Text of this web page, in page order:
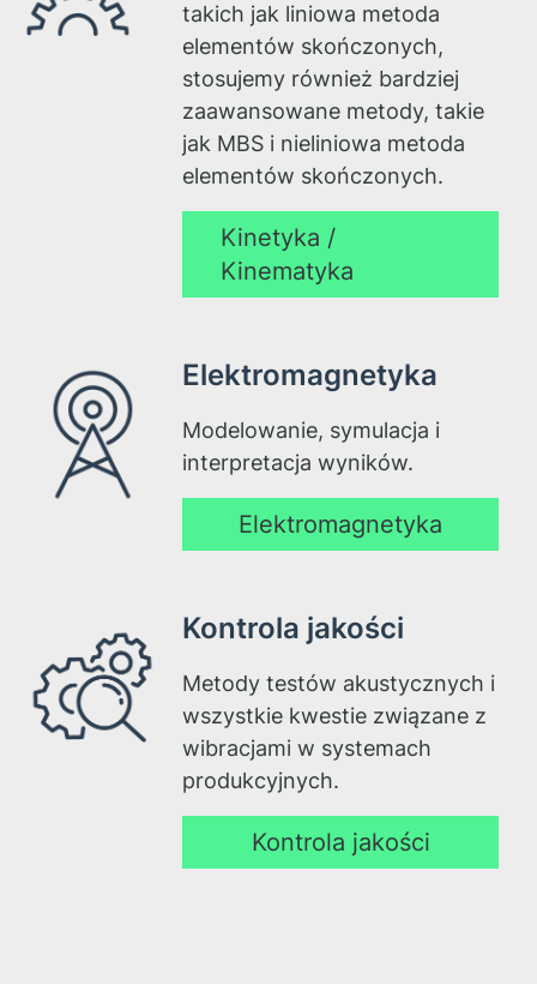
takich jak liniowa metoda
elementów skończonych,
stosujemy również bardziej
zaawansowane metody, takie
jak MBS i nieliniowa metoda
elementów skończonych.
Kinetyka /
Kinematyka
Elektromagnetyka
Modelowanie, symulacja i
interpretacja wyników.
Elektromagnetyka
Kontrola jakości
Metody testów akustycznych i
wszystkie kwestie związane z
wibracjami w systemach
produkcyjnych.
Kontrola jakości